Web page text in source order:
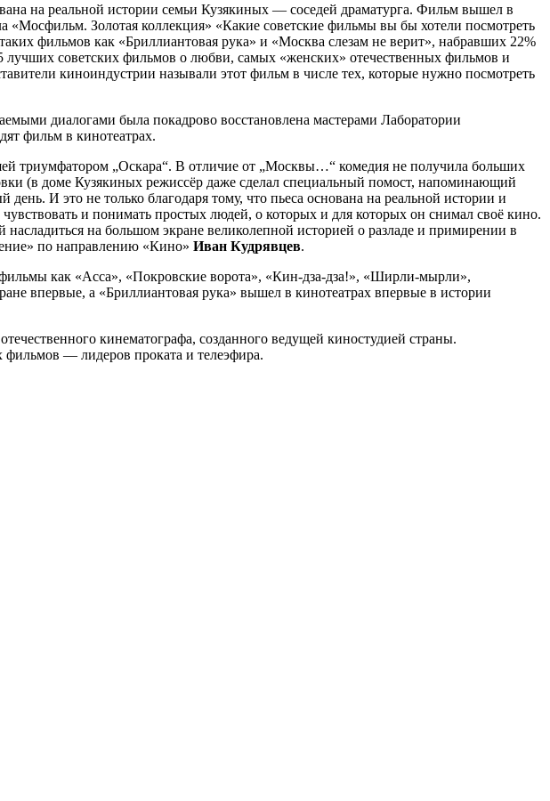
на реальной истории семьи Кузякиных — соседей драматурга. Фильм вышел в
«Мосфильм. Золотая коллекция» «Какие советские фильмы вы бы хотели посмотреть
фильмов как «Бриллиантовая рука» и «Москва слезам не верит», набравших 22%
лучших советских фильмов о любви, самых «женских» отечественных фильмов и
киноиндустрии называли этот фильм в числе тех, которые нужно посмотреть
диалогами была покадрово восстановлена мастерами Лаборатории
фильм в кинотеатрах.
триумфатором „Оскара“. В отличие от „Москвы…“ комедия не получила больших
(в доме Кузякиных режиссёр даже сделал специальный помост, напоминающий
И это не только благодаря тому, что пьеса основана на реальной истории и
чувствовать и понимать простых людей, о которых и для которых он снимал своё кино.
на большом экране великолепной историей о разладе и примирении в
по направлению «Кино» Иван Кудрявцев.
как «Асса», «Покровские ворота», «Кин-дза-дза!», «Ширли-мырли»,
впервые, а «Бриллиантовая рука» вышел в кинотеатрах впервые в истории
кинематографа, созданного ведущей киностудией страны.
фильмов — лидеров проката и телеэфира.